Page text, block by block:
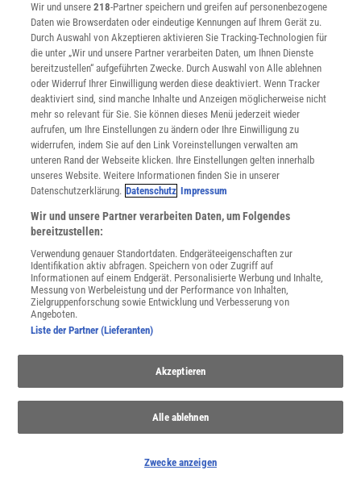
Analytik
Mit modernen Methoden kann man heute kleinste Spuren einer
Substanz aufspüren - oder Leben auf dem Mars suchen
Wale
Wale zählen zu den größten Tieren der Welt – und zu den
intelligentesten Meeresbewohnern
Wir und unsere218-Partner speichern und greifen auf personenbezogene
Daten wie Browserdaten oder eindeutige Kennungen auf Ihrem Gerät zu.
Durch Auswahl von Akzeptieren aktivieren Sie Tracking-Technologien für
die unter „Wir und unsere Partner verarbeiten Daten, um Ihnen Dienste
bereitzustellen“ aufgeführten Zwecke. Durch Auswahl von Alle ablehnen
oder Widerruf Ihrer Einwilligung werden diese deaktiviert. Wenn Tracker
deaktiviert sind, sind manche Inhalte und Anzeigen möglicherweise nicht
mehr so relevant für Sie. Sie können dieses Menü jederzeit wieder
aufrufen, um Ihre Einstellungen zu ändern oder Ihre Einwilligung zu
widerrufen, indem Sie auf den Link Voreinstellungen verwalten am
unteren Rand der Webseite klicken. Ihre Einstellungen gelten innerhalb
unseres Website. Weitere Informationen finden Sie in unserer
Datenschutzerklärung. Datenschutz Impressum
Wir und unsere Partner verarbeiten Daten, um Folgendes
bereitzustellen:
Verwendung genauer Standortdaten. Endgeräteeigenschaften zur
Identifikation aktiv abfragen. Speichern von oder Zugriff auf
Informationen auf einem Endgerät. Personalisierte Werbung und Inhalte,
Messung von Werbeleistung und der Performance von Inhalten,
Zielgruppenforschung sowie Entwicklung und Verbesserung von
Angeboten.
Liste der Partner (Lieferanten)
Akzeptieren
Alle ablehnen
Zwecke anzeigen